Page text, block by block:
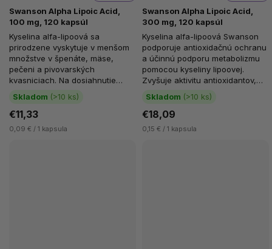
Swanson Alpha Lipoic Acid,
100 mg, 120 kapsúl
Skladom (>10 ks)
€11,33
0,09 € / 1 kapsula
Kyselina alfa-lipoová sa
prirodzene vyskytuje v menšom
množstve v špenáte, mäse,
pečeni a pivovarských
kvasniciach. Na dosiahnutie
účinkov sa užíva vo forme
výživových...
Swanson Alpha Lipoic Acid,
300 mg, 120 kapsúl
Skladom (>10 ks)
€18,09
0,15 € / 1 kapsula
Kyselina alfa-lipoová Swanson
podporuje antioxidačnú ochranu
a účinnú podporu metabolizmu
pomocou kyseliny lipoovej.
Zvyšuje aktivitu antioxidantov,
ako sú vitamín C a vitamín E.